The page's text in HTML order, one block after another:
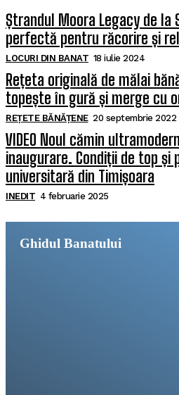
Ștrandul Moora Legacy de la
perfectă pentru răcorire și
LOCURI DIN BANAT 18 iulie 2024
Rețeta originală de mălai
topește în gură și merge cu
REȚETE BĂNĂȚENE 20 septembrie 2022
VIDEO Noul cămin
inaugurare. Condiții de top și
universitară din Timișoara
INEDIT 4 februarie 2025
Ghidul Banatului